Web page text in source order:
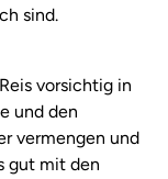
sind.
vorsichtig in
und den
vermengen und
gut mit den